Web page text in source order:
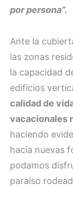
por persona”.
Ante la
las zonas
la capacidad
edificios
calidad de
vacacionales
haciendo
hacia nuevas
podamos
paraíso